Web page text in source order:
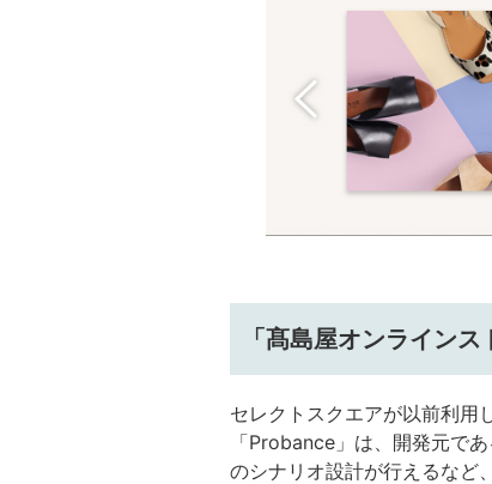
「髙島屋オンライン
セレクトスクエアが以前利用
「Probance」は、開発元で
のシナリオ設計が行えるなど